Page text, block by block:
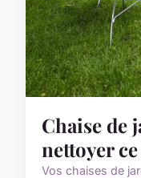
Chaise de
nettoyer
Vos chaises de